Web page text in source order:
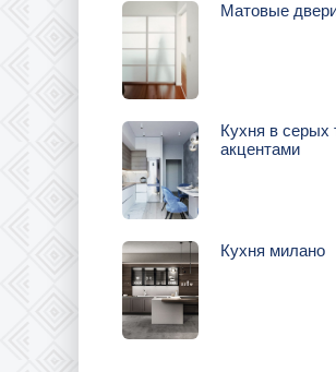
Матовые
Кухня в серых
акцентами
Кухня милано